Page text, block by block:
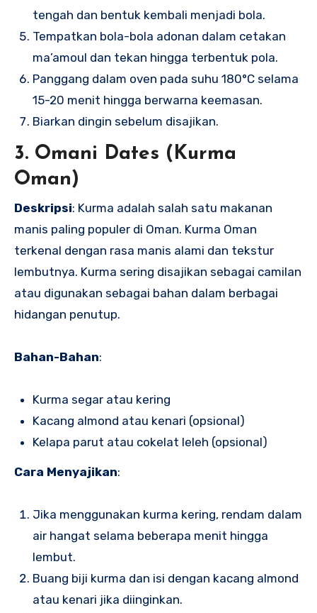
tengah dan bentuk kembali menjadi bola.
Tempatkan bola-bola adonan dalam cetakan
ma’amoul dan tekan hingga terbentuk pola.
Panggang dalam oven pada suhu 180°C selama
15-20 menit hingga berwarna keemasan.
Biarkan dingin sebelum disajikan.
3. Omani Dates (Kurma
Oman)
Deskripsi: Kurma adalah salah satu makanan
manis paling populer di Oman. Kurma Oman
terkenal dengan rasa manis alami dan tekstur
lembutnya. Kurma sering disajikan sebagai camilan
atau digunakan sebagai bahan dalam berbagai
hidangan penutup.
Bahan-Bahan:
Kurma segar atau kering
Kacang almond atau kenari (opsional)
Kelapa parut atau cokelat leleh (opsional)
Cara Menyajikan:
Jika menggunakan kurma kering, rendam dalam
air hangat selama beberapa menit hingga
lembut.
Buang biji kurma dan isi dengan kacang almond
atau kenari jika diinginkan.